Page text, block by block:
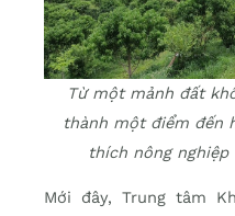
Từ một mảnh đất
thành một điểm đến
thích nông
Mới đây, Trung tâm